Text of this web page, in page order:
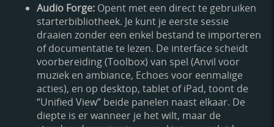
Audio Forge: Opent met een direct te gebruiken
starterbibliotheek. Je kunt je eerste sessie
draaien zonder een enkel bestand te importeren
of documentatie te lezen. De interface scheidt
voorbereiding (Toolbox) van spel (Anvil voor
muziek en ambiance, Echoes voor eenmalige
acties), en op desktop, tablet of iPad, toont de
“Unified View” beide panelen naast elkaar. De
diepte is er wanneer je het wilt, maar de